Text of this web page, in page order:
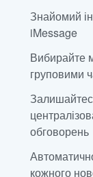
Знайомий
iMessage
Вибирайте
груповими
обговорень
кожного